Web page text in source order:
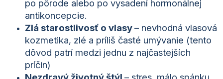
po pôrode alebo po vysadení hormonálnej
antikoncepcie.
Zlá starostlivosť o vlasy– nevhodná vlasová
kozmetika, zlé a príliš časté umývanie (tento
dôvod patrí medzi jednu z najčastejších
príčin)